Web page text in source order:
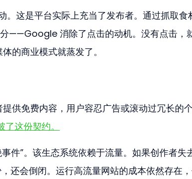
。这是平台实际上充当了发布者。通过抓取食
——Google 消除了点击的动机。没有点击，
的商业模式就蒸发了。
供免费内容，用户容忍广告或滚动过冗长的
了这份契约。
件”。该生态系统依赖于流量。如果创作者失
还会倒闭。运行高流量网站的成本依然存在